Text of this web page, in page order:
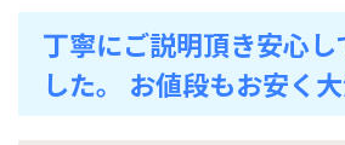
丁寧にご説明頂き安心し
した。 お値段もお安く